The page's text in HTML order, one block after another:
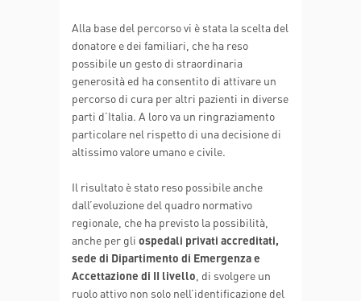
Alla base del percorso vi è stata la scelta del
donatore e dei familiari, che ha reso
possibile un gesto di straordinaria
generosità ed ha consentito di attivare un
percorso di cura per altri pazienti in diverse
parti d’Italia. A loro va un ringraziamento
particolare nel rispetto di una decisione di
altissimo valore umano e civile.
Il risultato è stato reso possibile anche
dall’evoluzione del quadro normativo
regionale, che ha previsto la possibilità,
anche per gli ospedali privati accreditati,
sede di Dipartimento di Emergenza e
Accettazione di II livello , di svolgere un
ruolo attivo non solo nell’identificazione del